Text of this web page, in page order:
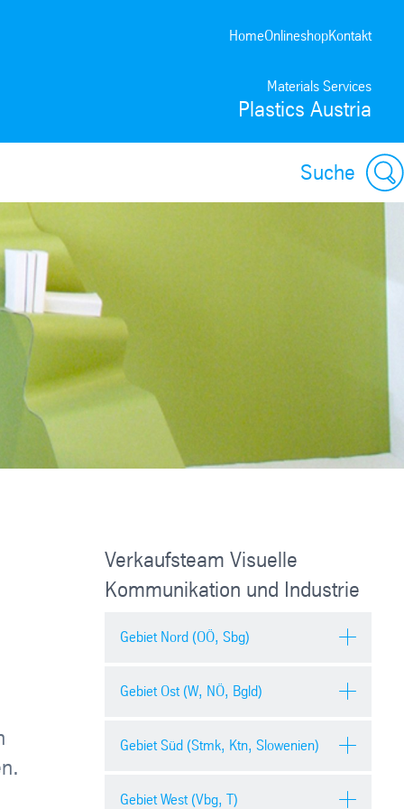
Materials Services
Plastics Austria
HomeOnlineshopKontakt
Suche
Verkaufsteam Visuelle
Kommunikation und Industrie
Gebiet Nord (OÖ, Sbg)
OÖ PLZ 4xx
Gebiet Ost (W, NÖ, Bgld)
Gebiet Süd (Stmk, Ktn, Slowenien)
Gebiet West (Vbg, T)